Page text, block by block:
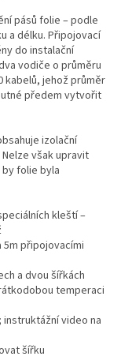
pásů folie – podle
a délku. Připojovací
do instalační
vodiče o průměru
kabelů, jehož průměr
předem vytvořit
izolační
však upravit
folie byla
kleští –
5m připojovacími
a dvou šířkách
temperaci
instruktážní video na
šířku